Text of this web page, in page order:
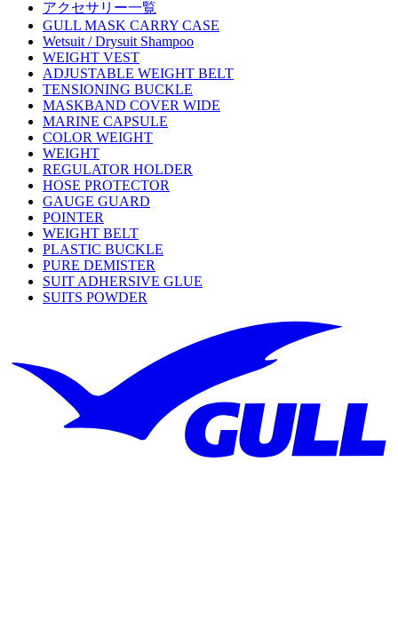
アクセサリー一覧
GULL MASK CARRY CASE
Wetsuit / Drysuit Shampoo
WEIGHT VEST
ADJUSTABLE WEIGHT BELT
TENSIONING BUCKLE
MASKBAND COVER WIDE
MARINE CAPSULE
COLOR WEIGHT
WEIGHT
REGULATOR HOLDER
HOSE PROTECTOR
GAUGE GUARD
POINTER
WEIGHT BELT
PLASTIC BUCKLE
PURE DEMISTER
SUIT ADHERSIVE GLUE
SUITS POWDER